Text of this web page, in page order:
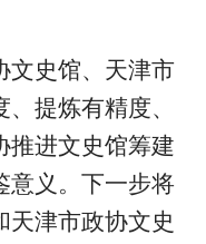
文史馆、天津市
提炼有精度、
推进文史馆筹建
意义。下一步将
天津市政协文史